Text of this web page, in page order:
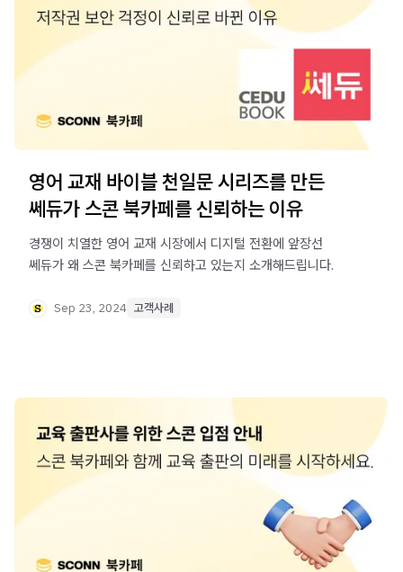
영어 교재 바이블 천일문 시리즈를 만든
쎄듀가 스콘 북카페를 신뢰하는 이유
경쟁이 치열한 영어 교재 시장에서 디지털 전환에 앞장선
쎄듀가 왜 스콘 북카페를 신뢰하고 있는지 소개해드립니다.
Sep 23, 2024 고객사례